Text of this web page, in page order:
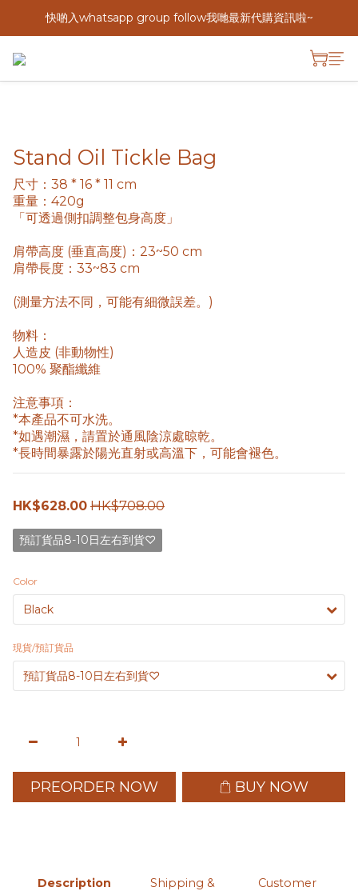
快啲入whatsapp group follow我哋最新代購資訊啦~
Stand Oil Tickle Bag
尺寸：38 * 16 * 11 cm
重量：420g
「可透過側扣調整包身高度」
肩帶高度 (垂直高度)：23~50 cm
肩帶長度：33~83 cm
(測量方法不同，可能有細微誤差。)
物料：
人造皮 (非動物性)
100% 聚酯纖維
注意事項：
*本產品不可水洗。
*如遇潮濕，請置於通風陰涼處晾乾。
*長時間暴露於陽光直射或高溫下，可能會褪色。
HK$628.00 HK$708.00
預訂貨品8-10日左右到貨♡
Color
現貨/預訂貨品
PREORDER NOW BUY NOW
Description
Shipping &
Customer